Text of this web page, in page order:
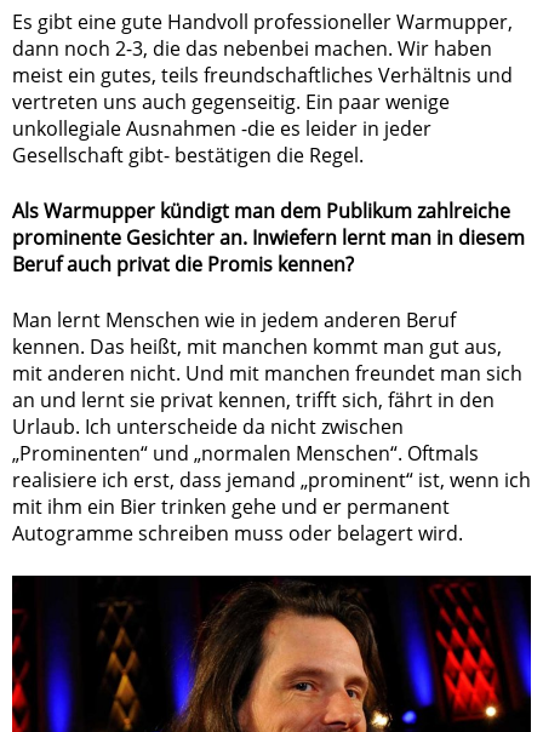
Es gibt eine gute Handvoll professioneller Warmupper,
dann noch 2-3, die das nebenbei machen. Wir haben
meist ein gutes, teils freundschaftliches Verhältnis und
vertreten uns auch gegenseitig. Ein paar wenige
unkollegiale Ausnahmen -die es leider in jeder
Gesellschaft gibt- bestätigen die Regel.
Als Warmupper kündigt man dem Publikum zahlreiche
prominente Gesichter an. Inwiefern lernt man in diesem
Beruf auch privat die Promis kennen?
Man lernt Menschen wie in jedem anderen Beruf
kennen. Das heißt, mit manchen kommt man gut aus,
mit anderen nicht. Und mit manchen freundet man sich
an und lernt sie privat kennen, trifft sich, fährt in den
Urlaub. Ich unterscheide da nicht zwischen
„Prominenten“ und „normalen Menschen“. Oftmals
realisiere ich erst, dass jemand „prominent“ ist, wenn ich
mit ihm ein Bier trinken gehe und er permanent
Autogramme schreiben muss oder belagert wird.